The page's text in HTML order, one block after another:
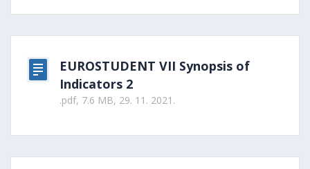
EUROSTUDENT VII Synopsis of
Indicators 2
.pdf, 7.6 MB, 29. 11. 2021.